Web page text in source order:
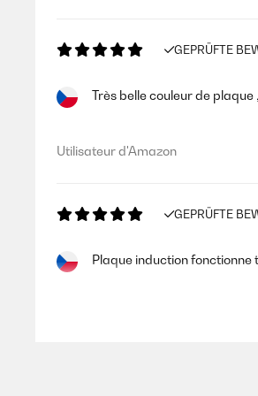
GEPRÜFTE
Très belle couleur de
Utilisateur d'Amazon
GEPRÜFTE
Plaque induction